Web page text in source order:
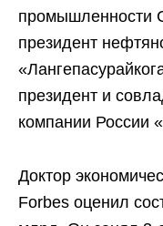
президент
президент и
компании России
Доктор
Forbes оценил